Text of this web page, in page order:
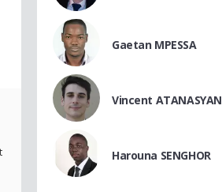
Gaetan MPESSA
Vincent ATANASYAN
Harouna SENGHOR